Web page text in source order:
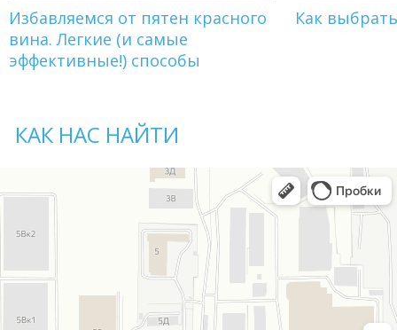
Избавляемся от пятен красного
вина. Легкие (и самые
эффективные!) способы
Как
КАК НАС НАЙТИ